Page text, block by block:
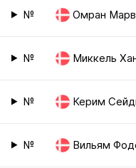
№ Омран
№ Миккель
№ Керим
№ Вильям